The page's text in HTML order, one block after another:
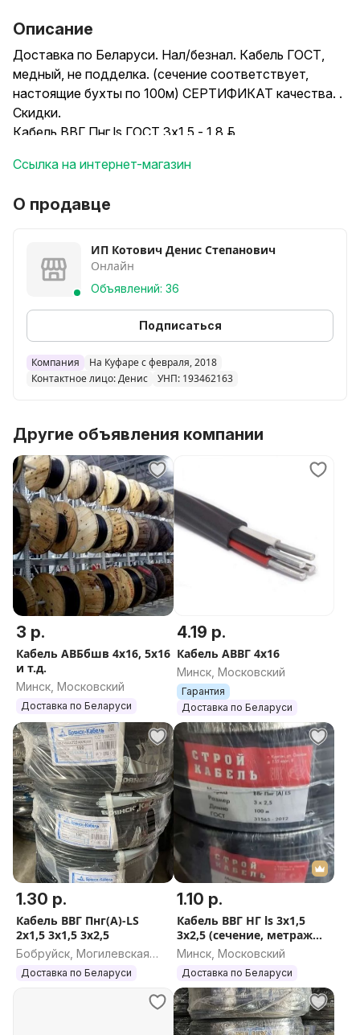
Описание
Доставка по Беларуси. Нал/безнал. Кабель ГОСТ,
медный, не подделка. (сечение соответствует,
настоящие бухты по 100м) СЕРТИФИКАТ качества. .
Скидки.
Кабель ВВГ Пнг ls ГОСТ 3х1,5 - 1,8 руб.
Кабель ВВГ Пнг ls ГОСТ 2х1,5 - 1,25 руб.
Цена за метр
сечение, металлорукав, гофра, автоматы, диф
автоматы, щитки, коробки и др.
Действуют скидки за объём.
Ссылка на интернет-магазин
О продавце
ИП Котович Денис Степанович
Онлайн
Объявлений: 36
Подписаться
Компания
На Куфаре с февраля, 2018
Контактное лицо: Денис
УНП: 193462163
Другие объявления компании
3 р.
Кабель АВБбшв 4х16, 5х16
и т.д.
Минск, Московский
Доставка по Беларуси
4.19 р.
Кабель АВВГ 4х16
Минск, Московский
Гарантия
Доставка по Беларуси
1.30 р.
Кабель ВВГ Пнг(А)-LS
2х1,5 3x1,5 3x2,5
Бобруйск, Могилевская
область
Доставка по Беларуси
1.10 р.
Кабель ВВГ НГ ls 3x1,5
3х2,5 (сечение, метраж
занижен)
Минск, Московский
Доставка по Беларуси